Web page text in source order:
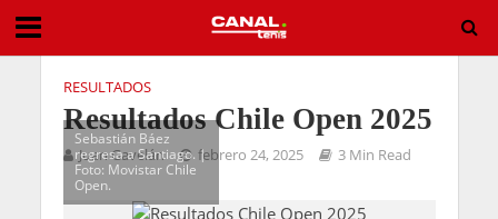
RESULTADOS
Resultados Chile Open 2025
Juan Gavelán febrero 24, 2025 3 Min Read
Sebastián Báez
regresa a Santiago. |
Foto: Movistar Chile
Open.